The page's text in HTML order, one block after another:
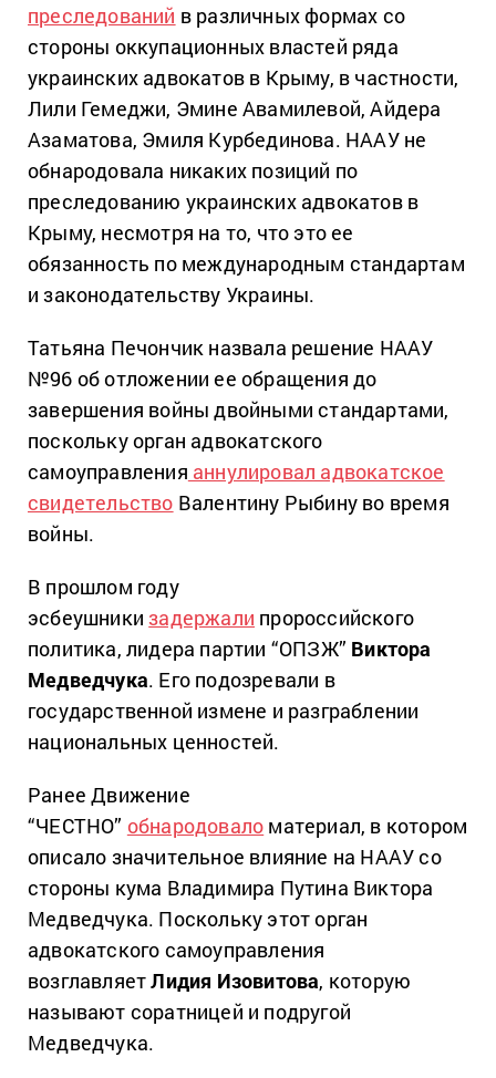
преследований в различных формах со
стороны оккупационных властей ряда
украинских адвокатов в Крыму, в частности,
Лили Гемеджи, Эмине Авамилевой, Айдера
Азаматова, Эмиля Курбединова. НААУ не
обнародовала никаких позиций по
преследованию украинских адвокатов в
Крыму, несмотря на то, что это ее
обязанность по международным стандартам
и законодательству Украины.
Татьяна Печончик назвала решение НААУ
№96 об отложении ее обращения до
завершения войны двойными стандартами,
поскольку орган адвокатского
самоуправления аннулировал адвокатское
свидетельство Валентину Рыбину во время
войны.
В прошлом году
эсбеушникизадержали пророссийского
политика, лидера партии “ОПЗЖ” Виктора
Медведчука. Его подозревали в
государственной измене и разграблении
национальных ценностей.
Ранее Движение
“ЧЕСТНО” обнародовало материал, в котором
описало значительное влияние на НААУ со
стороны кума Владимира Путина Виктора
Медведчука. Поскольку этот орган
адвокатского самоуправления
возглавляетЛидия Изовитова, которую
называют соратницей и подругой
Медведчука.